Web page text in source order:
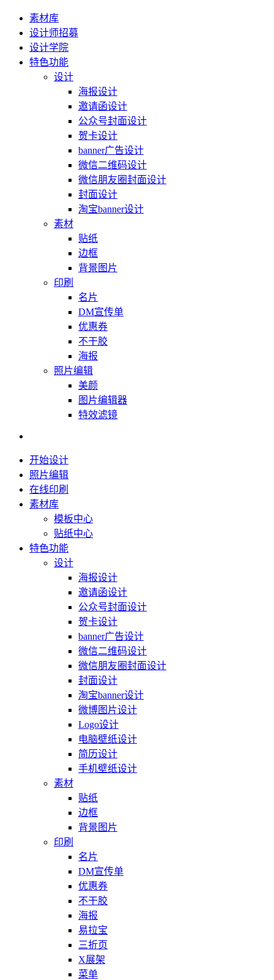
素材库
设计师招募
设计学院
特色功能
设计
海报设计
邀请函设计
公众号封面设计
贺卡设计
banner广告设计
微信二维码设计
微信朋友圈封面设计
封面设计
淘宝banner设计
素材
贴纸
边框
背景图片
印刷
名片
DM宣传单
优惠券
不干胶
海报
照片编辑
美颜
图片编辑器
特效滤镜
开始设计
照片编辑
在线印刷
素材库
模板中心
贴纸中心
特色功能
设计
海报设计
邀请函设计
公众号封面设计
贺卡设计
banner广告设计
微信二维码设计
微信朋友圈封面设计
封面设计
淘宝banner设计
微博图片设计
Logo设计
电脑壁纸设计
简历设计
手机壁纸设计
素材
贴纸
边框
背景图片
印刷
名片
DM宣传单
优惠券
不干胶
海报
易拉宝
三折页
X展架
菜单